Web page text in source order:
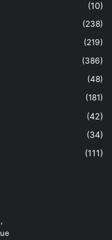
(10)
(238)
(219)
(386)
(48)
(181)
(42)
(34)
(111)